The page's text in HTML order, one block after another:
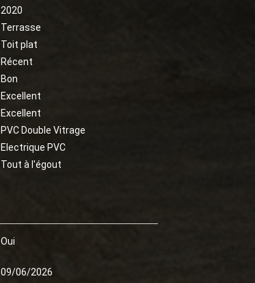
2020
Terrasse
Toit plat
Récent
Bon
Excellent
Excellent
PVC Double Vitrage
Electrique PVC
Tout à l'égout
Oui
09/06/2026